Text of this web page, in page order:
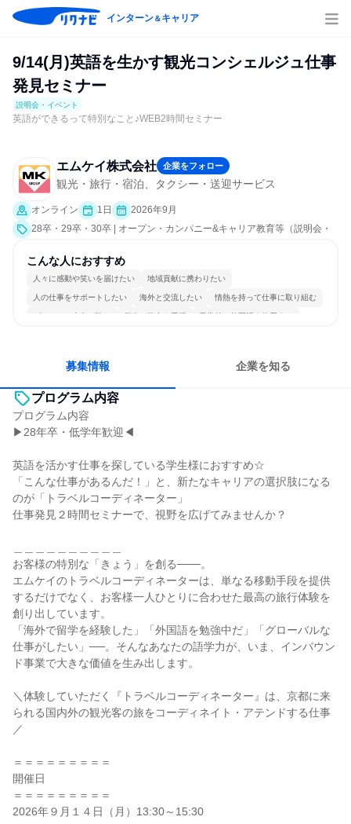
インターン＆キャリア
9/14(月)英語を生かす観光コンシェルジュ仕事
発見セミナー
説明会・イベント
英語ができるって特別なこと♪WEB2時間セミナー
エムケイ株式会社 企業をフォロー
観光・旅行・宿泊、タクシー・送迎サービス
オンライン 1日
2026年9月
28卒・29卒・30卒 | オープン・カンパニー&キャリア教育等（説明会・
こんな人におすすめ
人々に感動や笑いを届けたい 地域貢献に携わりたい
人の仕事をサポートしたい 海外と交流したい 情熱を持って仕事に取り組む
グローバル志向が強い 個人の能力を重視 日常的に外国語を使用する
募集情報 企業を知る
プログラム内容
プログラム内容
▶28年卒・低学年歓迎◀
英語を活かす仕事を探している学生様におすすめ☆
「こんな仕事があるんだ！」と、新たなキャリアの選択肢になる
のが「トラベルコーディネーター」
仕事発見２時間セミナーで、視野を広げてみませんか？
お客様の特別な「きょう」を創る───。
エムケイのトラベルコーディネーターは、単なる移動手段を提供
するだけでなく、お客様一人ひとりに合わせた最高の旅行体験を
創り出しています。
「海外で留学を経験した」「外国語を勉強中だ」「グローバルな
仕事がしたい」──。そんなあなたの語学力が、いま、インバウン
ド事業で大きな価値を生み出します。
＼体験していただく『トラベルコーディネーター』は、京都に来
られる国内外の観光客の旅をコーディネイト・アテンドする仕事
／
＝＝＝＝＝＝＝＝＝
開催日
＝＝＝＝＝＝＝＝＝
2026年９月１４日（月）13:30～15:30